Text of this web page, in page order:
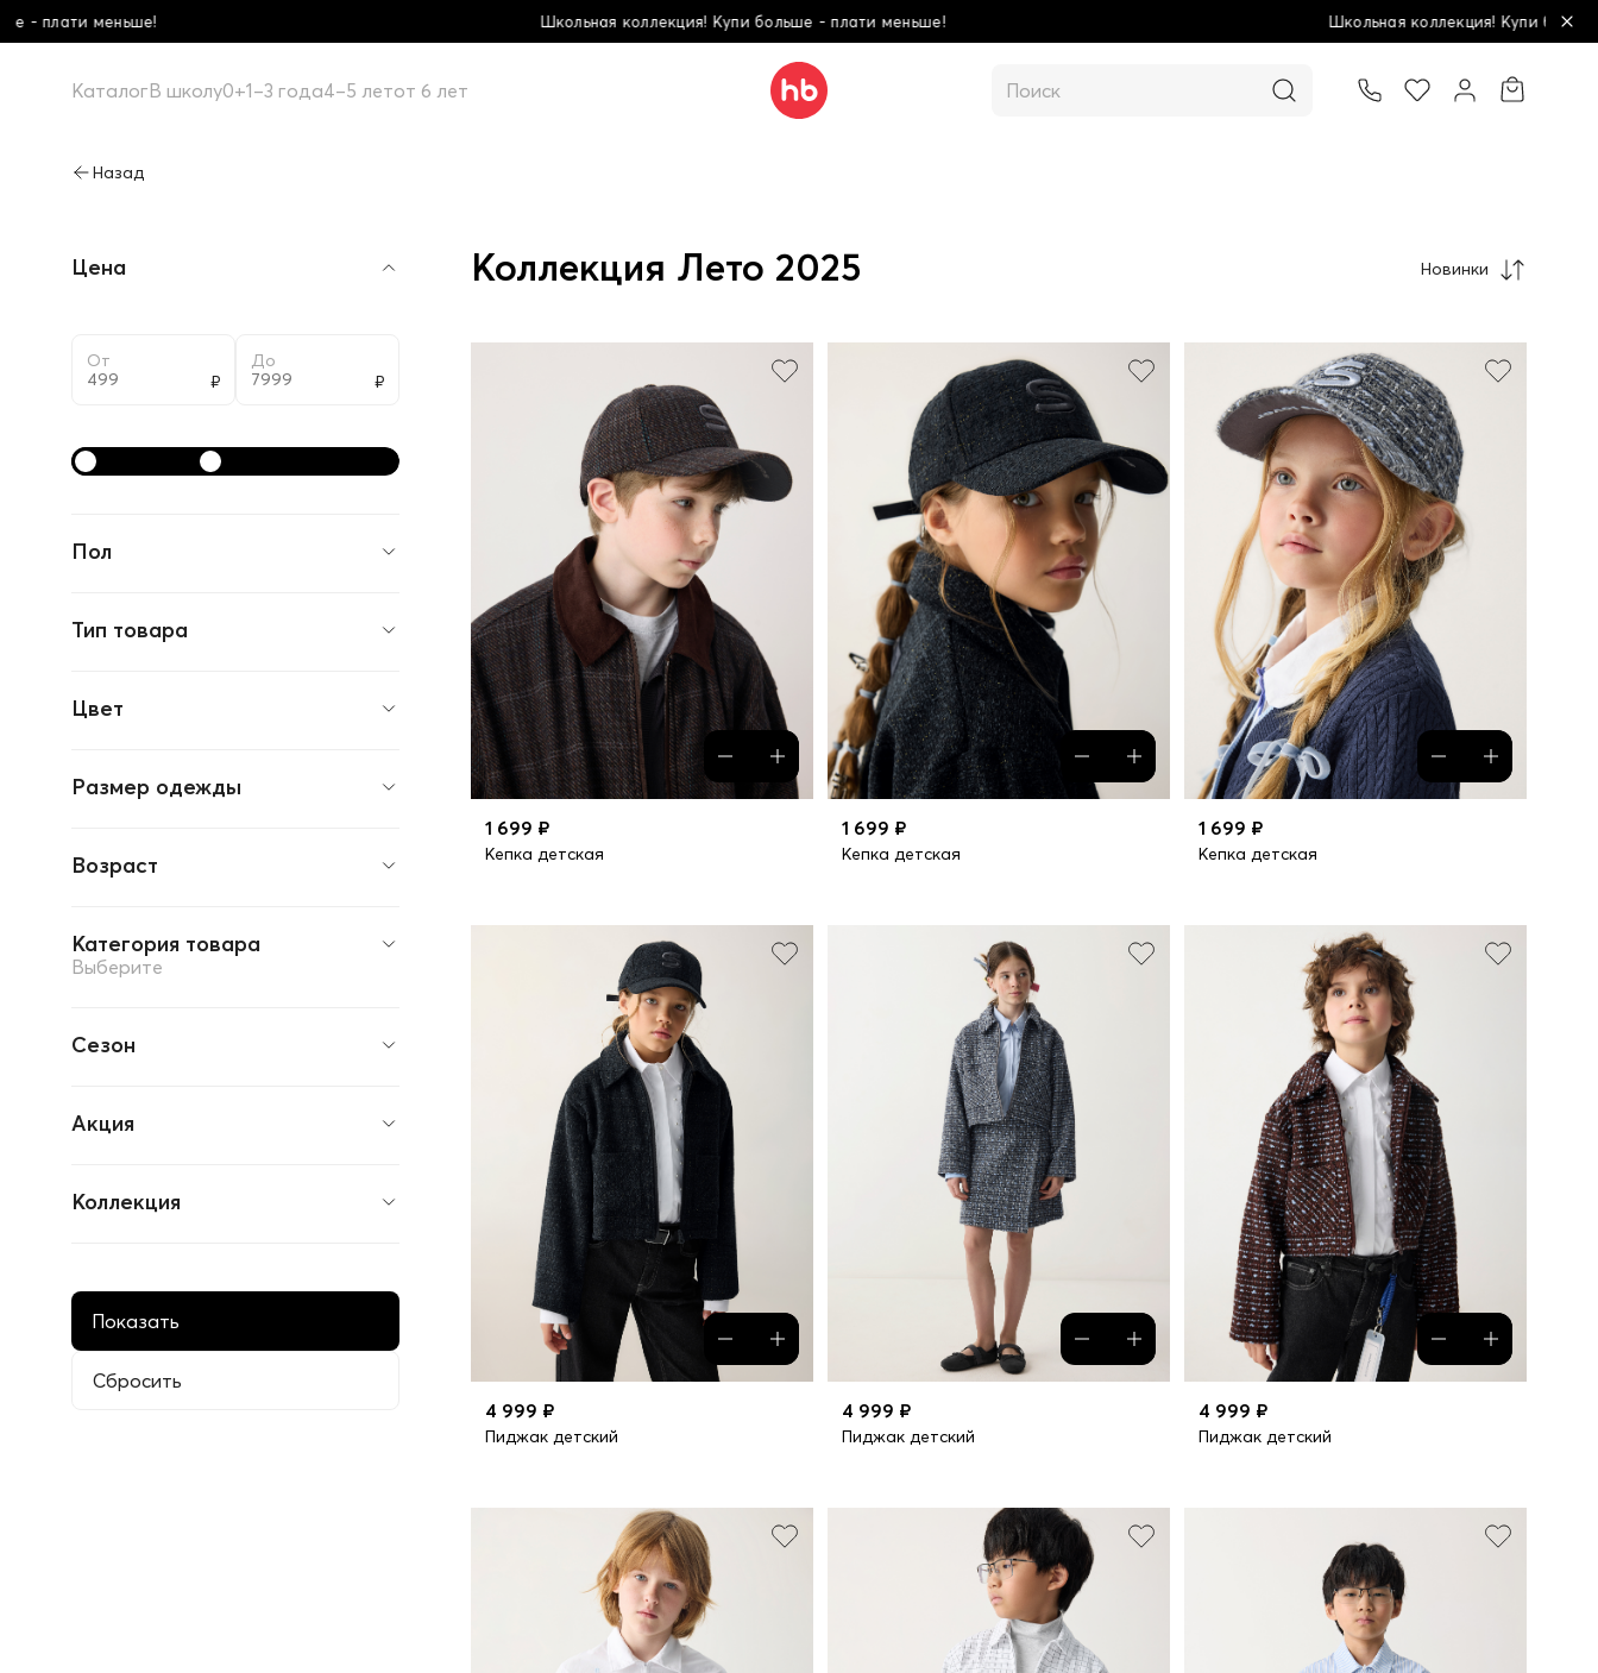
Школьная коллекция! Купи больше - плати меньше! Школьная коллекция! Купи больше - плати меньше!
КаталогВ школу0+1–3 года4–5 летот 6 лет
Цена
От До
Пол
Тип товара
Цвет
Размер одежды
Возраст
Категория товара
Выберите
Сезон
Акция
Коллекция
Коллекция Лето 2025 Новинки
1 699 ₽
Кепка детская
1 699 ₽
Кепка детская
1 699 ₽
Кепка детская
4 999 ₽
Пиджак детский
4 999 ₽
Пиджак детский
4 999 ₽
Пиджак детский